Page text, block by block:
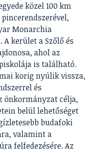
közel 100 km
Monarchia
kerület a Szőlő és
ahol az
is található.
korig nyúlik vissza,
és
önkormányzat célja,
belül lehetőséget
budafoki
valamint a
felfedezésére. Az